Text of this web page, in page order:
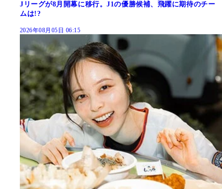
Jリーグが8月開幕に移行。J1の優勝候補、飛躍に期待のチー
ムは!?
2026年08月05日 06:15